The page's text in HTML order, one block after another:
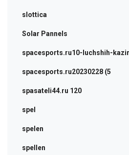
slottica
Solar Pannels
spacesports.ru10-luchshih-
spacesports.ru20230228 (5
spasateli44.ru 120
spel
spelen
spellen